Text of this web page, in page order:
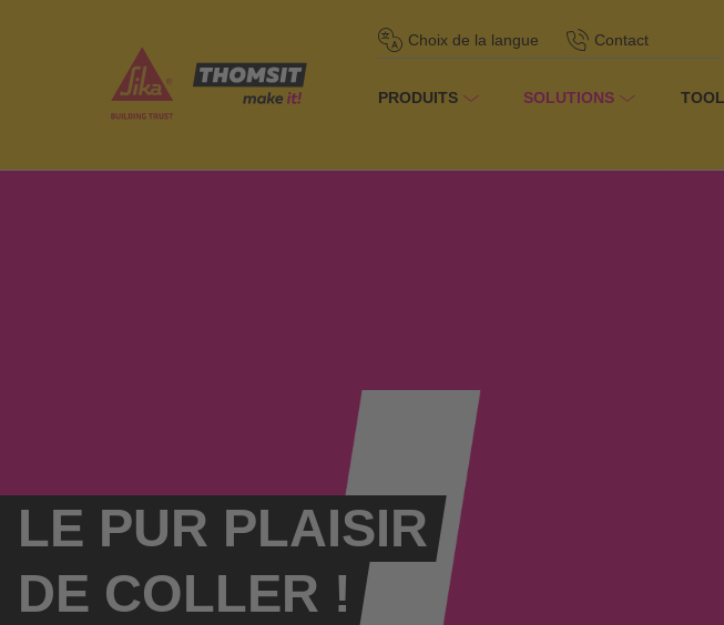
Choix de la langue Contact
PRODUITS SOLUTIONS
LE PUR PLAISIR
DE COLLER !